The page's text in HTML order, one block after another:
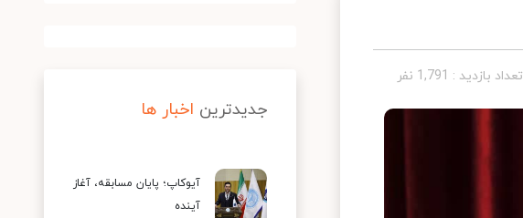
تعداد بازدید : 1,791 نفر
جدیدترین اخبار ها
آیوکاپ؛ پایان مسابقه، آغاز
آینده